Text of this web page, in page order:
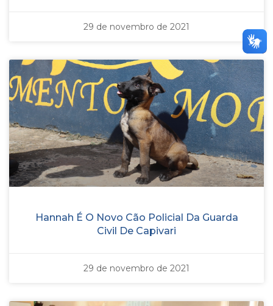
29 de novembro de 2021
Hannah É O Novo Cão Policial Da Guarda
Civil De Capivari
29 de novembro de 2021